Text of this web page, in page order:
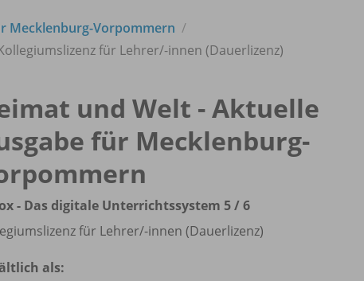
Mecklenburg-Vorpommern
für Lehrer/-innen (Dauerlizenz)
und Welt - Aktuelle
für Mecklenburg-
- Das digitale Unterrichtssystem 5 /6
für Lehrer/-innen (Dauerlizenz)
als: